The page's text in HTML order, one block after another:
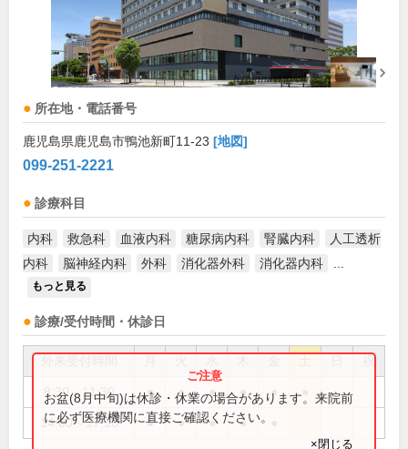
所在地・電話番号
鹿児島県鹿児島市鴨池新町11-23 [地図]
099-251-2221
診療科目
内科 救急科 血液内科 糖尿病内科 腎臓内科
人工透析
内科
脳神経内科 外科 消化器外科 消化器内科
もっと見る
診療/受付時間・休診日
祝
8:30～11:30 ● ● ● ● ●
14:00～17:10 ● ● ● ●
お盆(8月中旬)は休診・休業の場合があります。来院前
に必ず医療機関に直接ご確認ください。
×閉じる